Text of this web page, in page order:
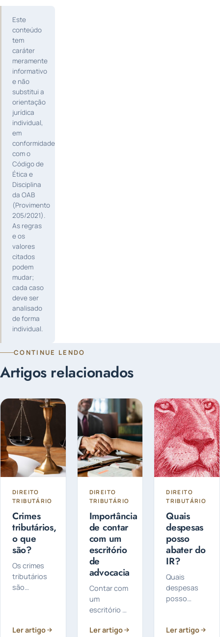
Este
conteúdo
tem
caráter
meramente
informativo
e não
substitui a
orientação
jurídica
individual,
em
conformidade
com o
Código de
Ética e
Disciplina
da OAB
(Provimento
205/2021).
As regras
e os
valores
citados
podem
mudar;
cada caso
deve ser
analisado
de forma
individual.
CONTINUE LENDO
Artigos relacionados
DIREITO
TRIBUTÁRIO
Crimes
tributários,
o que
são?
Os crimes
tributários
são
manipulação
Ler artigo
DIREITO
TRIBUTÁRIO
Importância
de contar
com um
escritório
de
advocacia
Contar com
um
escritório de
para auxiliar
Ler artigo
DIREITO
TRIBUTÁRIO
Quais
despesas
posso
abater do
IR?
Quais
despesas
posso
pode abater
Ler artigo